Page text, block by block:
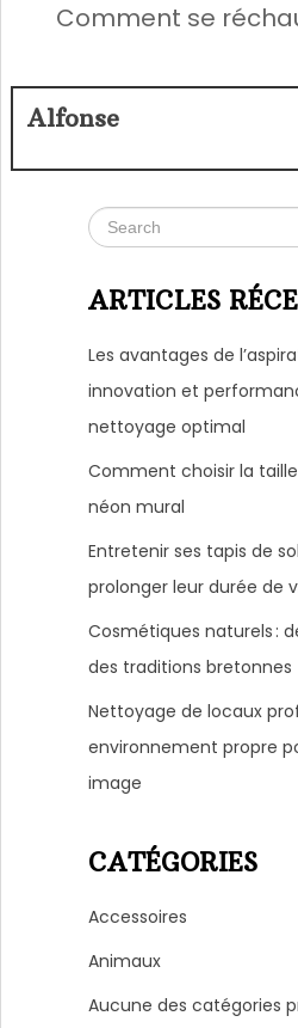
Comment se
Alfonse
ARTICLES
Les avantages de
innovation et
nettoyage optimal
Comment choisir la
néon mural
Entretenir ses tapis de
prolonger leur durée de
Cosmétiques naturels :
des traditions bretonnes
Nettoyage de locaux
environnement propre
image
CATÉGORIES
Accessoires
Animaux
Aucune des catégories